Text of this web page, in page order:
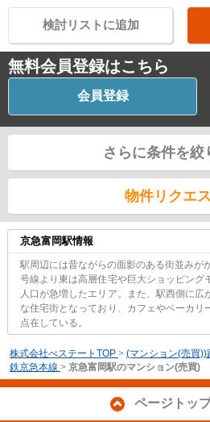
検討リストに追加
無料会員登録はこちら
会員登録
さらに条件を絞
物件リクエ
京急富岡駅情報
駅周辺には昔ながらの面影のある街並みが
号線より東は高層住宅や巨大ショッピング
人口が急増したエリア。また、駅西側に広
な住宅街となっており、カフェやベーカリ
点在している。
株式会社べステートTOP > (マンション(売買
鉄京急本線 > 京急富岡駅のマンション(売買)
ページトッ